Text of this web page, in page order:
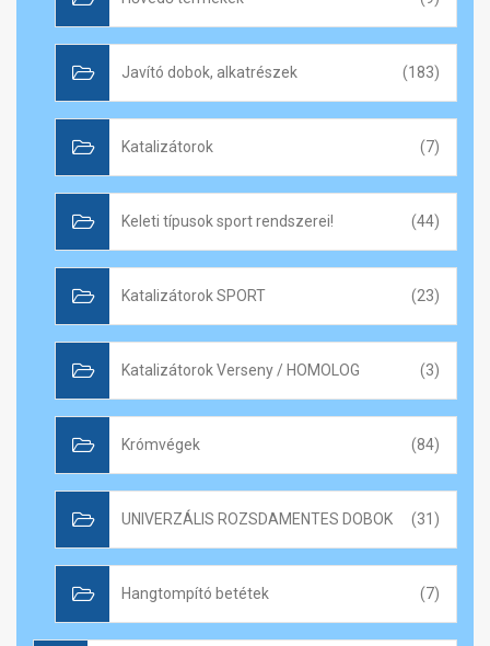
Javító dobok, alkatrészek (183)
Katalizátorok (7)
Keleti típusok sport rendszerei! (44)
Katalizátorok SPORT (23)
Katalizátorok Verseny / HOMOLOG (3)
Krómvégek (84)
UNIVERZÁLIS ROZSDAMENTES DOBOK (31)
Hangtompító betétek (7)